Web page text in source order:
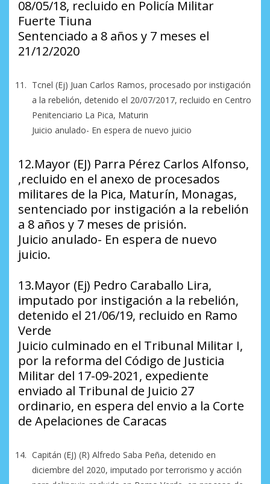
08/05/18, recluido en Policía Militar
Fuerte Tiuna
Sentenciado a 8 años y 7 meses el
21/12/2020
Tcnel (Ej) Juan Carlos Ramos, procesado por instigación
a la rebelión, detenido el 20/07/2017, recluido en Centro
Penitenciario La Pica, Maturin
Juicio anulado- En espera de nuevo juicio
12.Mayor (EJ) Parra Pérez Carlos Alfonso,
,recluido en el anexo de procesados
militares de la Pica, Maturín, Monagas,
sentenciado por instigación a la rebelión
a 8 años y 7 meses de prisión.
Juicio anulado- En espera de nuevo
juicio.
13.Mayor (Ej) Pedro Caraballo Lira,
imputado por instigación a la rebelión,
detenido el 21/06/19, recluido en Ramo
Verde
Juicio culminado en el Tribunal Militar I,
por la reforma del Código de Justicia
Militar del 17-09-2021, expediente
enviado al Tribunal de Juicio 27
ordinario, en espera del envio a la Corte
de Apelaciones de Caracas
Capitán (EJ) (R) Alfredo Saba Peña, detenido en
diciembre del 2020, imputado por terrorismo y acción